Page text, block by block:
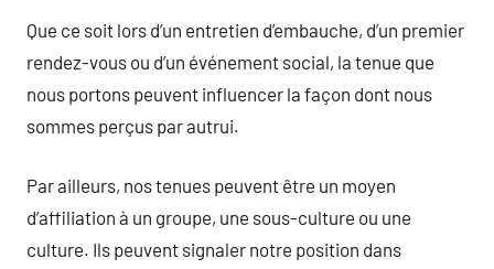
Que ce soit lors d’un entretien d’embauche, d’un premier
rendez-vous ou d’un événement social, la tenue que
nous portons peuvent influencer la façon dont nous
sommes perçus par autrui.
Par ailleurs, nos tenues peuvent être un moyen
d’affiliation à un groupe, une sous-culture ou une
culture. Ils peuvent signaler notre position dans